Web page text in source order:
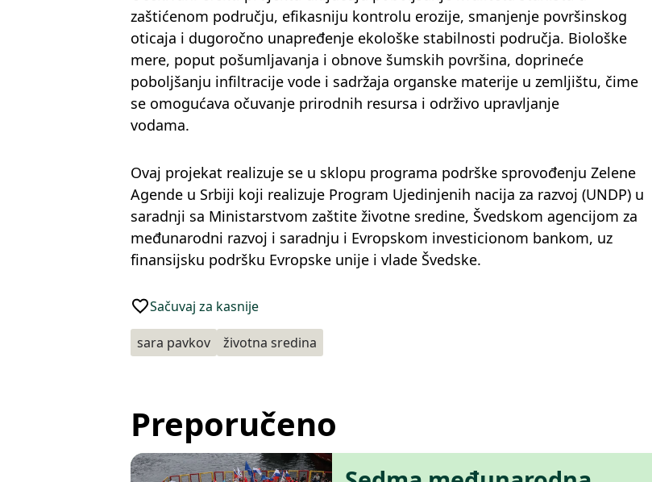
zaštićenom području, efikasniju kontrolu erozije, smanjenje površinskog
oticaja i dugoročno unapređenje ekološke stabilnosti područja. Biološke
mere, poput pošumljavanja i obnove šumskih površina, doprineće
poboljšanju infiltracije vode i sadržaja organske materije u zemljištu, čime
se omogućava očuvanje prirodnih resursa i održivo upravljanje
vodama.
Ovaj projekat realizuje se u sklopu programa podrške sprovođenju Zelene
Agende u Srbiji koji realizuje Program Ujedinjenih nacija za razvoj (UNDP) u
saradnji sa Ministarstvom zaštite životne sredine, Švedskom agencijom za
međunarodni razvoj i saradnju i Evropskom investicionom bankom, uz
finansijsku podršku Evropske unije i vlade Švedske.
Sačuvaj za kasnije
sara pavkov životna sredina
Preporučeno